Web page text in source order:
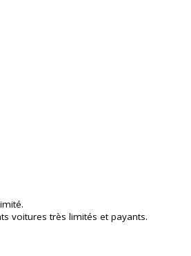
voitures très limités et payants.